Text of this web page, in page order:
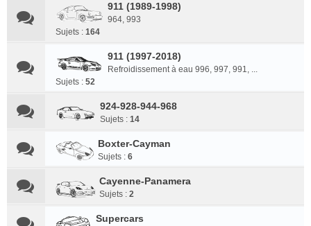
911 (1989-1998)
964, 993
Sujets : 164
911 (1997-2018)
Refroidissement à eau 996, 997, 991, ...
Sujets : 52
924-928-944-968
Sujets : 14
Boxter-Cayman
Sujets : 6
Cayenne-Panamera
Sujets : 2
Supercars